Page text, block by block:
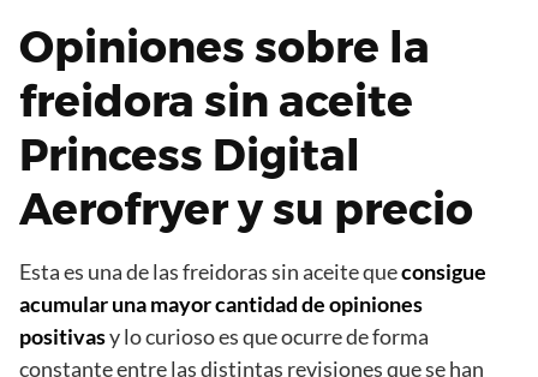
Opiniones sobre la
freidora sin aceite
Princess Digital
Aerofryer y su precio
Esta es una de las freidoras sin aceite queconsigue
acumular una mayor cantidad de opiniones
positivasy lo curioso es que ocurre de forma
constante entre las distintas revisiones que se han